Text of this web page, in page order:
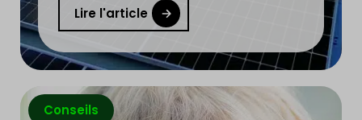
Lire l'article
Conseils